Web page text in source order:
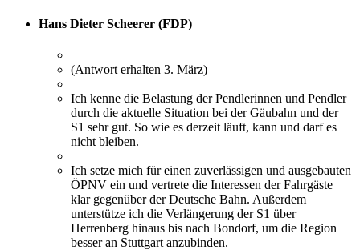
Hans Dieter Scheerer (FDP)
(Antwort erhalten 3. März)
Ich kenne die Belastung der Pendlerinnen und Pendler
durch die aktuelle Situation bei der Gäubahn und der
S1 sehr gut. So wie es derzeit läuft, kann und darf es
nicht bleiben.
Ich setze mich für einen zuverlässigen und ausgebauten
ÖPNV ein und vertrete die Interessen der Fahrgäste
klar gegenüber der Deutsche Bahn. Außerdem
unterstütze ich die Verlängerung der S1 über
Herrenberg hinaus bis nach Bondorf, um die Region
besser an Stuttgart anzubinden.